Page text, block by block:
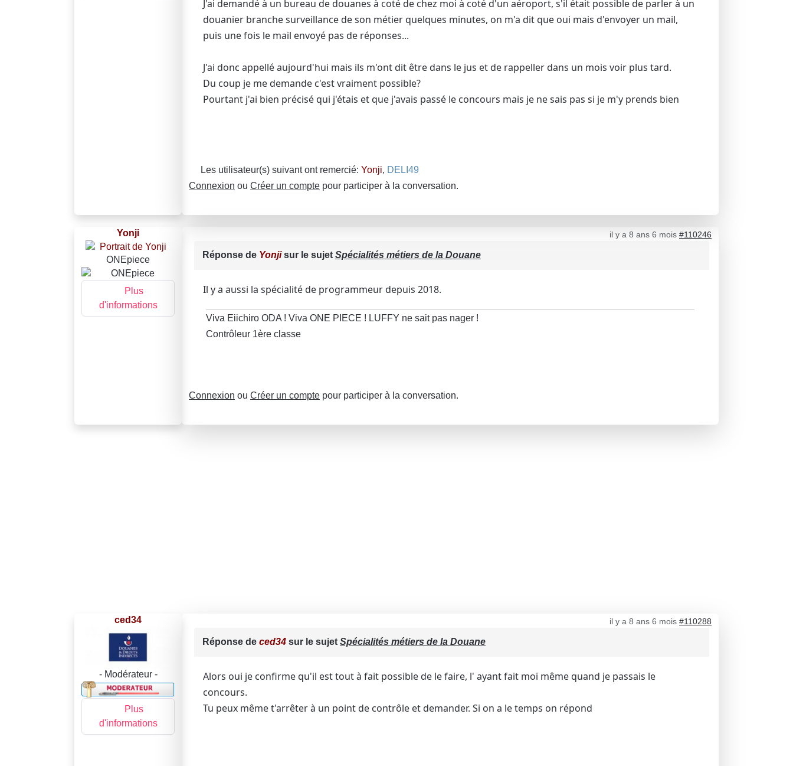
J'ai demandé à un bureau de douanes à coté de chez moi à coté d'un aéroport, s'il était possible de parler à un
douanier branche surveillance de son métier quelques minutes, on m'a dit que oui mais d'envoyer un mail,
puis une fois le mail envoyé pas de réponses...
J'ai donc appellé aujourd'hui mais ils m'ont dit être dans le jus et de rappeller dans un mois voir plus tard.
Du coup je me demande c'est vraiment possible?
Pourtant j'ai bien précisé qui j'étais et que j'avais passé le concours mais je ne sais pas si je m'y prends bien
Les utilisateur(s) suivant ont remercié: Yonji, DELI49
Connexion ou Créer un compte pour participer à la conversation.
Yonji
ONEpiece
Plus
d'informations
il y a 8 ans 6 mois #110246
Réponse de Yonjisur le sujet Spécialités métiers de la Douane
Il y a aussi la spécialité de programmeur depuis 2018.
Viva Eiichiro ODA ! Viva ONE PIECE ! LUFFY ne sait pas nager !
Contrôleur 1ère classe
Connexion ou Créer un compte pour participer à la conversation.
ced34
- Modérateur -
Plus
d'informations
il y a 8 ans 6 mois #110288
Réponse de ced34 sur le sujet Spécialités métiers de la Douane
Alors oui je confirme qu'il est tout à fait possible de le faire, l' ayant fait moi même quand je passais le
concours.
Tu peux même t'arrêter à un point de contrôle et demander. Si on a le temps on répond